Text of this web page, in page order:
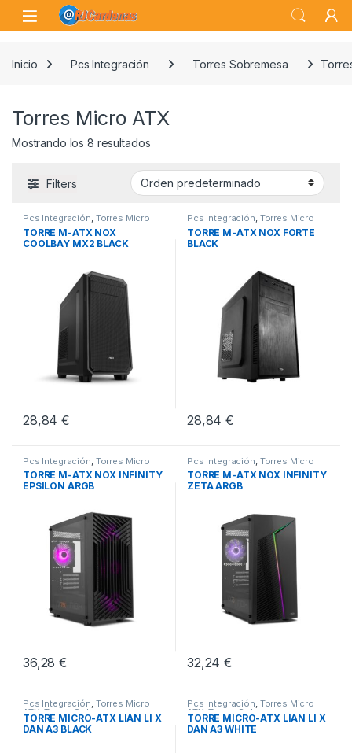
Skip to navigation
Skip to content
Open
Inicio Pcs Integración Torres Sobremesa
Torres Micro ATX
Mostrando los 8 resultados
Filters
Pcs Integración, Torres Micro
ATX,Torres Sobremesa
TORRE M-ATX NOX
COOLBAY MX2 BLACK
28,84€
Pcs Integración, Torres Micro
ATX,Torres Sobremesa
TORRE M-ATX NOX FORTE
BLACK
28,84€
Pcs Integración Torres Micro
ATX,Torres Sobremesa
TORRE M-ATX NOX INFINITY
EPSILON ARGB
36,28€
Pcs Integración Torres Micro
ATX,Torres Sobremesa
TORRE M-ATX NOX INFINITY
ZETA ARGB
32,24€
Pcs Integración, Torres Micro
ATX,Torres Sobremesa
TORRE MICRO-ATX LIAN LI X
DAN A3 BLACK
Pcs Integración, Torres Micro
ATX,Torres Sobremesa
TORRE MICRO-ATX LIAN LI X
DAN A3 WHITE